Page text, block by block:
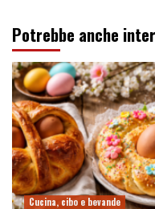
Potrebbe anche
Cucina, cibo e bevande